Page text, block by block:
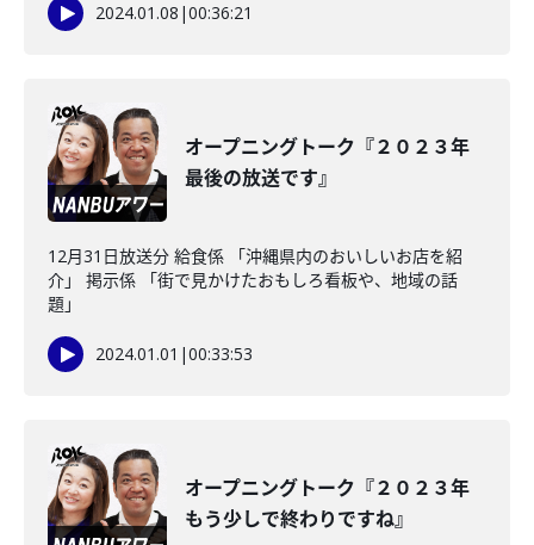
2024.01.08 |00:36:21
オープニングトーク『２０２３年
最後の放送です』
12月31日放送分 給食係 「沖縄県内のおいしいお店を紹
介」 掲示係 「街で見かけたおもしろ看板や、地域の話
題」
2024.01.01 |00:33:53
オープニングトーク『２０２３年
もう少しで終わりですね』